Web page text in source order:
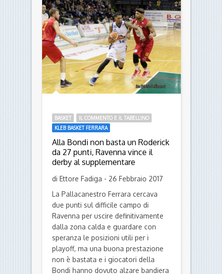
importante verso la permanenza in
A2, anche se la zona calda della
classifica rimane […]
Leggi
BASKET
IL COMMENTO E IL TABELLINO
KLEB BASKET FERRARA
Alla Bondi non basta un Roderick
da 27 punti, Ravenna vince il
derby al supplementare
di Ettore Fadiga - 26 Febbraio 2017
La Pallacanestro Ferrara cercava